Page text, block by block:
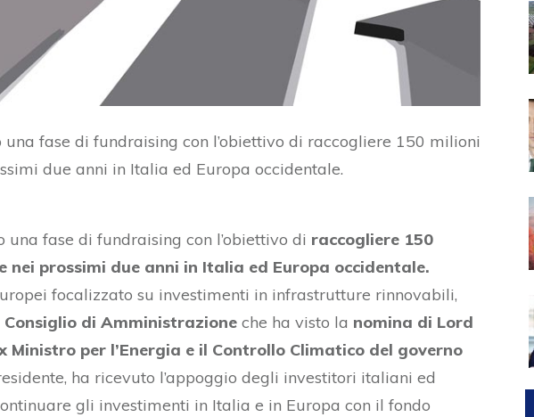
fase di fundraising con l’obiettivo di raccogliere 150 milioni
due anni in Italia ed Europa occidentale.
una fase di fundraising con l’obiettivo di raccogliere 150
nei prossimi due anni in Italia ed Europa occidentale.
focalizzato su investimenti in infrastrutture rinnovabili,
Consiglio di Amministrazione che ha visto la nomina di Lord
Ministro per l’Energia e il Controllo Climatico del governo
ha ricevuto l’appoggio degli investitori italiani ed
gli investimenti in Italia e in Europa con il fondo